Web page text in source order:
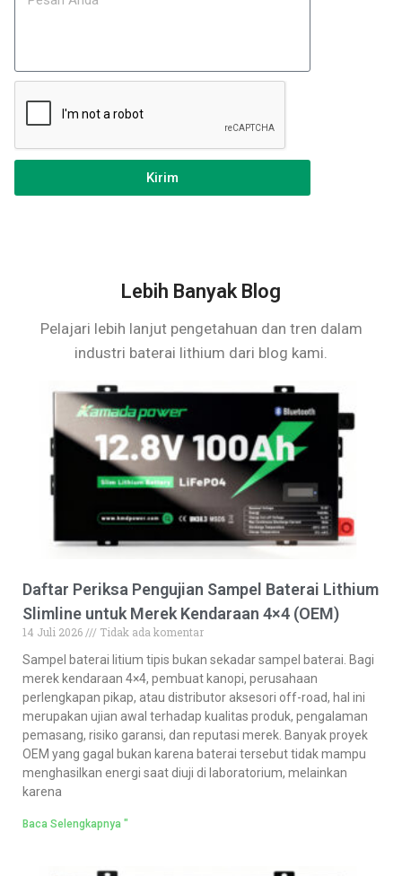
Kirim
Lebih Banyak Blog
Pelajari lebih lanjut pengetahuan dan tren dalam
industri baterai lithium dari blog kami.
Daftar Periksa Pengujian Sampel Baterai Lithium
Slimline untuk Merek Kendaraan 4×4 (OEM)
14 Juli 2026
Tidak ada komentar
Sampel baterai litium tipis bukan sekadar sampel baterai. Bagi
merek kendaraan 4×4, pembuat kanopi, perusahaan
perlengkapan pikap, atau distributor aksesori off-road, hal ini
merupakan ujian awal terhadap kualitas produk, pengalaman
pemasang, risiko garansi, dan reputasi merek. Banyak proyek
OEM yang gagal bukan karena baterai tersebut tidak mampu
menghasilkan energi saat diuji di laboratorium, melainkan
karena
Baca Selengkapnya "